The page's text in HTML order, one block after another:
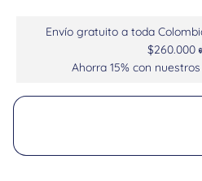
Envío gratuito a toda
$260.000
Ahorra 15% con